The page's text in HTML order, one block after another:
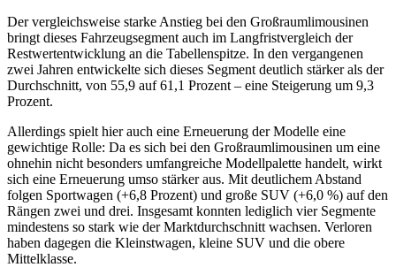
Der vergleichsweise starke Anstieg bei den Großraumlimousinen
bringt dieses Fahrzeugsegment auch im Langfristvergleich der
Restwertentwicklung an die Tabellenspitze. In den vergangenen
zwei Jahren entwickelte sich dieses Segment deutlich stärker als der
Durchschnitt, von 55,9 auf 61,1 Prozent – eine Steigerung um 9,3
Prozent.
Allerdings spielt hier auch eine Erneuerung der Modelle eine
gewichtige Rolle: Da es sich bei den Großraumlimousinen um eine
ohnehin nicht besonders umfangreiche Modellpalette handelt, wirkt
sich eine Erneuerung umso stärker aus. Mit deutlichem Abstand
folgen Sportwagen (+6,8 Prozent) und große SUV (+6,0 %) auf den
Rängen zwei und drei. Insgesamt konnten lediglich vier Segmente
mindestens so stark wie der Marktdurchschnitt wachsen. Verloren
haben dagegen die Kleinstwagen, kleine SUV und die obere
Mittelklasse.